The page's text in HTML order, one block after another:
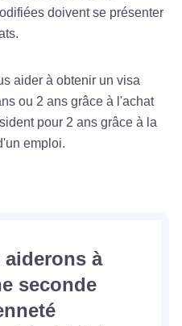
doivent se présenter
aider à obtenir un visa
ou 2 ans grâce à l'achat
pour 2 ans grâce à la
emploi.
à
seconde